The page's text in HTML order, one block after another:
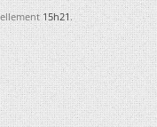
15h21.